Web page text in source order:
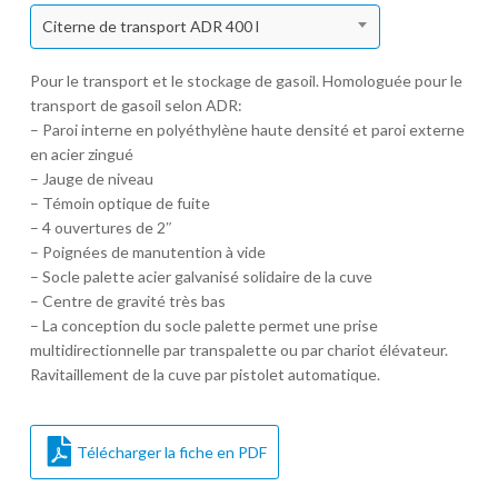
Citerne de transport ADR 400 l
Pour le transport et le stockage de gasoil. Homologuée pour le
transport de gasoil selon ADR:
– Paroi interne en polyéthylène haute densité et paroi externe
en acier zingué
– Jauge de niveau
– Témoin optique de fuite
– 4 ouvertures de 2″
– Poignées de manutention à vide
– Socle palette acier galvanisé solidaire de la cuve
– Centre de gravité très bas
– La conception du socle palette permet une prise
multidirectionnelle par transpalette ou par chariot élévateur.
Ravitaillement de la cuve par pistolet automatique.
Télécharger la fiche en PDF